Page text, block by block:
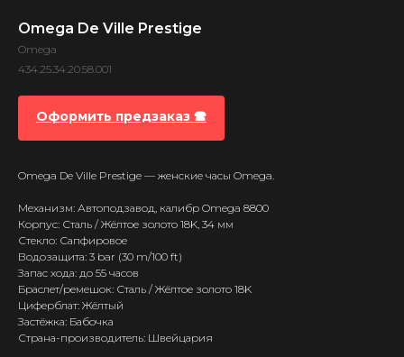
Omega De Ville Prestige
Omega
434.25.34.20.58.001
Оформить предзаказ 🕿
Omega De Ville Prestige — женские часы Omega.
Механизм: Автоподзавод, калибр Omega 8800
Корпус: Сталь / Жёлтое золото 18K, 34 мм
Стекло: Сапфировое
Водозащита: 3 bar (30 m/100 ft)
Запас хода: до 55 часов
Браслет/ремешок: Сталь / Жёлтое золото 18K
Циферблат: Жёлтый
Застёжка: Бабочка
Страна-производитель: Швейцария